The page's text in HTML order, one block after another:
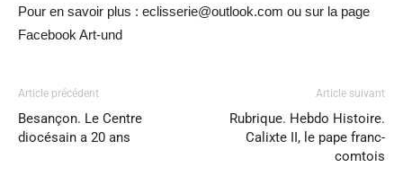
Pour en savoir plus : eclisserie@outlook.com ou sur la page
Facebook Art-und
Article précédent
Besançon. Le Centre
diocésain a 20 ans
Article suivant
Rubrique. Hebdo Histoire.
Calixte II, le pape franc-
comtois